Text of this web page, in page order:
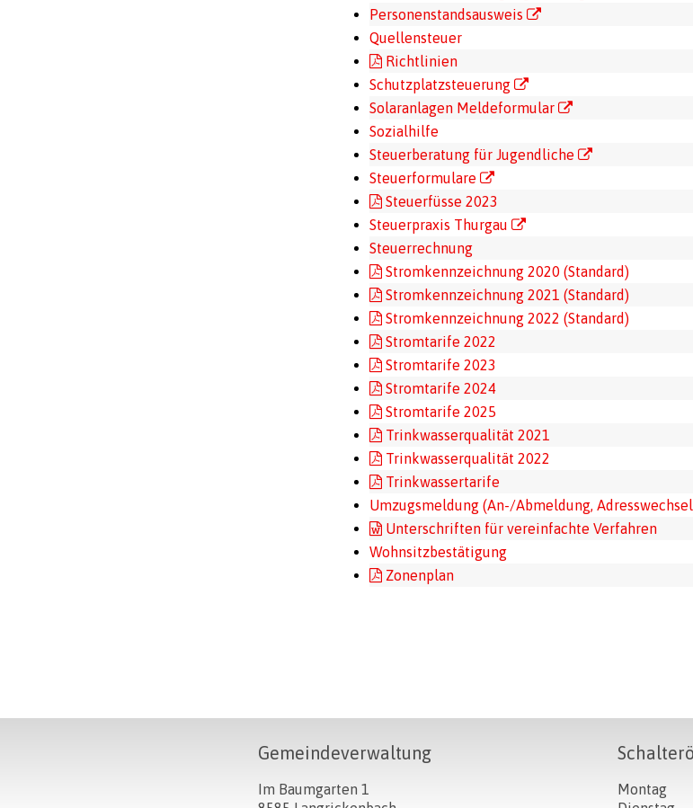
Personenstandsausweis
Quellensteuer
Richtlinien
Schutzplatzsteuerung
Solaranlagen Meldeformular
Sozialhilfe
Steuerberatung für Jugendliche
Steuerformulare
Steuerfüsse 2023
Steuerpraxis Thurgau
Steuerrechnung
Stromkennzeichnung 2020 (Standard)
Stromkennzeichnung 2021 (Standard)
Stromkennzeichnung 2022 (Standard)
Stromtarife 2022
Stromtarife 2023
Stromtarife 2024
Stromtarife 2025
Trinkwasserqualität 2021
Trinkwasserqualität 2022
Trinkwassertarife
Umzugsmeldung (An-/Abmeldung,
Unterschriften für vereinfachte Verfahren
Wohnsitzbestätigung
Zonenplan
Gemeindeverwaltung
Im Baumgarten 1
Tag
Montag